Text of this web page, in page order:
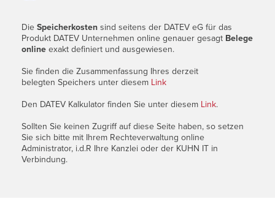
Die Speicherkosten sind seitens der DATEV eG für das
Produkt DATEV Unternehmen online genauer gesagt Belege
online exakt definiert und ausgewiesen.
Sie finden die Zusammenfassung Ihres derzeit
belegten Speichers unter diesem Link
Den DATEV Kalkulator finden Sie unter diesem Link.
Sollten Sie keinen Zugriff auf diese Seite haben, so setzen
Sie sich bitte mit Ihrem Rechteverwaltung online
Administrator, i.d.R Ihre Kanzlei oder der KUHN IT in
Verbindung.